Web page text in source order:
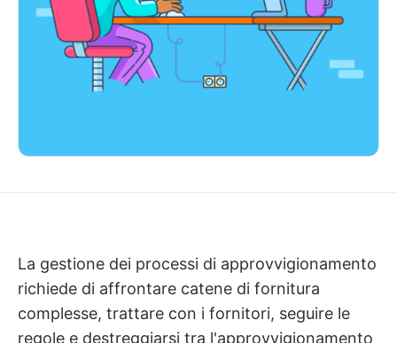
La gestione dei processi di approvvigionamento
richiede di affrontare catene di fornitura
complesse, trattare con i fornitori, seguire le
regole e destreggiarsi tra l'approvvigionamento